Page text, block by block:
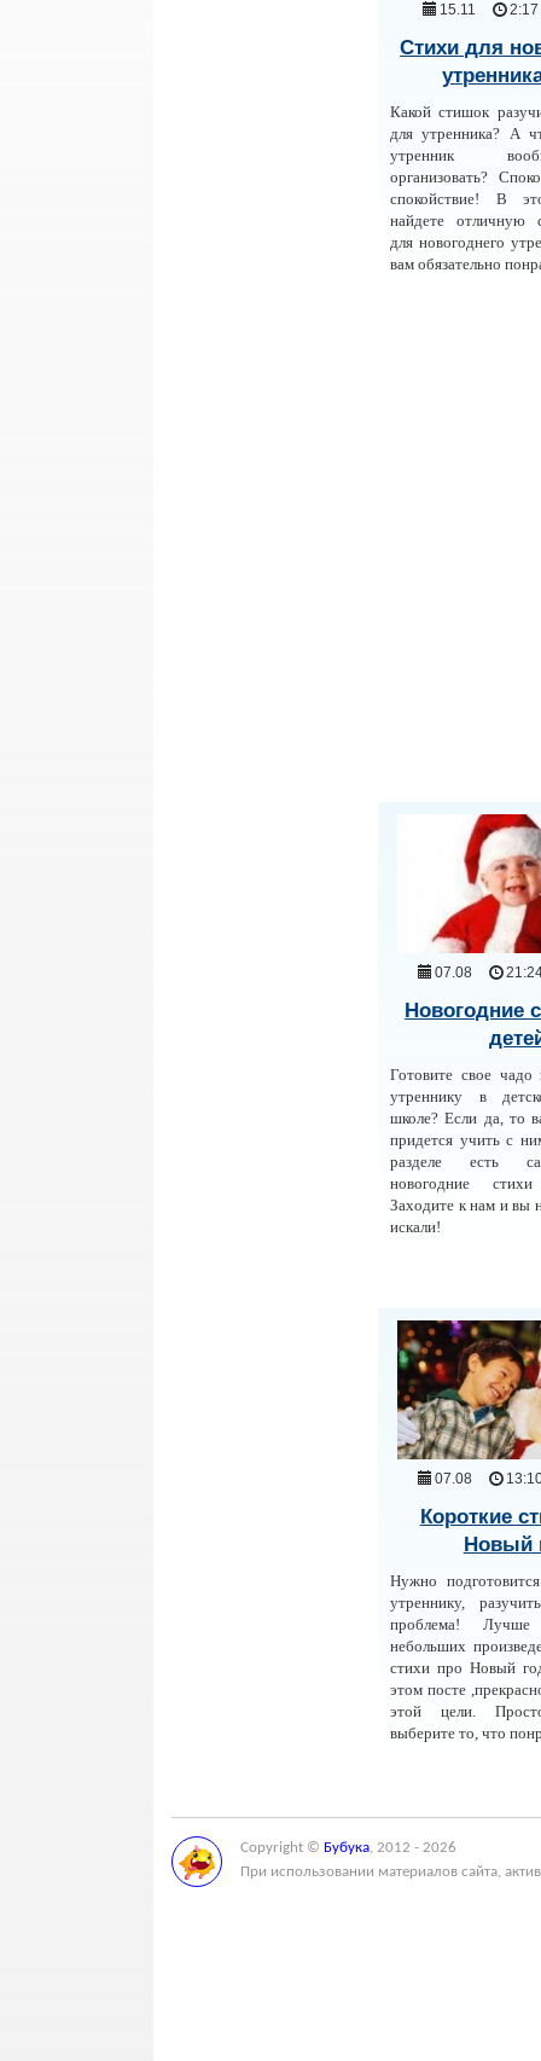
15.11 2:17
Стихи для
Какой стишок
для утренника? А
утренник
организовать?
спокойствие! В
найдете отличную
для новогоднего
вам обязательно
07.08
Новогодние
Готовите свое чадо
утреннику в
школе? Если да, то
придется учить с
разделе есть
новогодние
Заходите к нам и вы
искали!
07.08
Короткие
Новый
Нужно
утреннику,
проблема!
небольших
стихи про Новый
этом посте
этой цели.
выберите то, что
Copyright © Бубука, 2012 - 2026
При использовании материалов сайта,